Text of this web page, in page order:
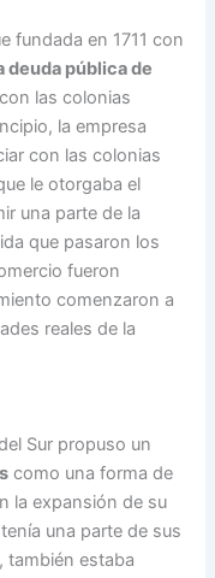
fundada en 1711 con
deuda pública de
las colonias
la empresa
con las colonias
le otorgaba el
una parte de la
que pasaron los
fueron
comenzaron a
reales de la
Sur propuso un
como una forma de
la expansión de su
una parte de sus
también estaba